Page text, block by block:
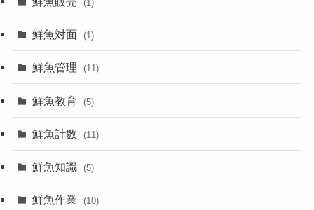
(1)
鮮魚対面 (1)
鮮魚管理 (11)
鮮魚教育 (5)
鮮魚計数 (11)
鮮魚知識 (5)
鮮魚作業 (10)